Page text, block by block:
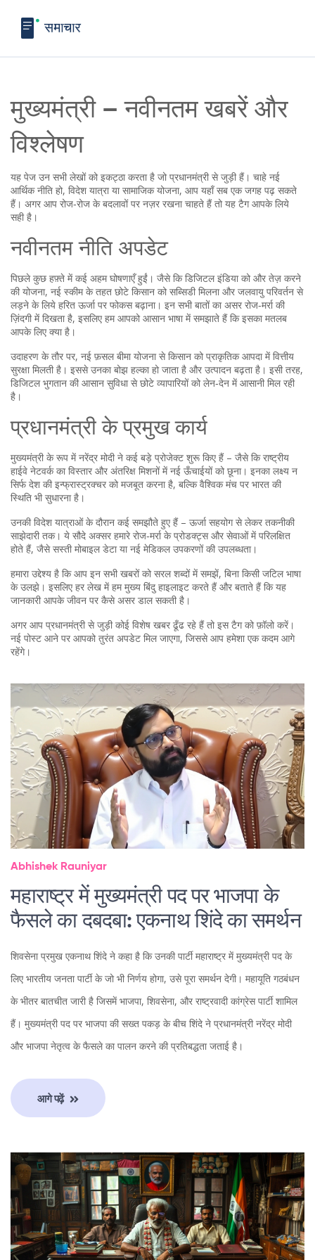
मुख्यमंत्री – नवीनतम खबरें और
विश्लेषण
यह पेज उन सभी लेखों को इकट्ठा करता है जो प्रधानमंत्री से जुड़ी हैं। चाहे नई
आर्थिक नीति हो, विदेश यात्रा या सामाजिक योजना, आप यहाँ सब एक जगह पढ़ सकते
हैं। अगर आप रोज‑रोज के बदलावों पर नज़र रखना चाहते हैं तो यह टैग आपके लिये
सही है।
नवीनतम नीति अपडेट
पिछले कुछ हफ़्ते में कई अहम घोषणाएँ हुईं। जैसे कि डिजिटल इंडिया को और तेज़ करने
की योजना, नई स्कीम के तहत छोटे किसान को सब्सिडी मिलना और जलवायु परिवर्तन से
लड़ने के लिये हरित ऊर्जा पर फोकस बढ़ाना। इन सभी बातों का असर रोज‑मर्रा की
ज़िंदगी में दिखता है, इसलिए हम आपको आसान भाषा में समझाते हैं कि इसका मतलब
आपके लिए क्या है।
उदाहरण के तौर पर, नई फ़सल बीमा योजना से किसान को प्राकृतिक आपदा में वित्तीय
सुरक्षा मिलती है। इससे उनका बोझ हल्का हो जाता है और उत्पादन बढ़ता है। इसी तरह,
डिजिटल भुगतान की आसान सुविधा से छोटे व्यापारियों को लेन‑देन में आसानी मिल रही
है।
प्रधानमंत्री के प्रमुख कार्य
मुख्यमंत्री के रूप में नरेंद्र मोदी ने कई बड़े प्रोजेक्ट शुरू किए हैं – जैसे कि राष्ट्रीय
हाईवे नेटवर्क का विस्तार और अंतरिक्ष मिशनों में नई ऊँचाईयों को छूना। इनका लक्ष्य न
सिर्फ देश की इन्फ्रास्ट्रक्चर को मजबूत करना है, बल्कि वैश्विक मंच पर भारत की
स्थिति भी सुधारना है।
उनकी विदेश यात्राओं के दौरान कई समझौते हुए हैं – ऊर्जा सहयोग से लेकर तकनीकी
साझेदारी तक। ये सौदे अक्सर हमारे रोज‑मर्रा के प्रोडक्ट्स और सेवाओं में परिलक्षित
होते हैं, जैसे सस्ती मोबाइल डेटा या नई मेडिकल उपकरणों की उपलब्धता।
हमारा उद्देश्य है कि आप इन सभी खबरों को सरल शब्दों में समझें, बिना किसी जटिल भाषा
के उलझे। इसलिए हर लेख में हम मुख्य बिंदु हाइलाइट करते हैं और बताते हैं कि यह
जानकारी आपके जीवन पर कैसे असर डाल सकती है।
अगर आप प्रधानमंत्री से जुड़ी कोई विशेष खबर ढूँढ रहे हैं तो इस टैग को फ़ॉलो करें।
नई पोस्ट आने पर आपको तुरंत अपडेट मिल जाएगा, जिससे आप हमेशा एक कदम आगे
रहेंगे।
Abhishek Rauniyar
महाराष्ट्र में मुख्यमंत्री पद पर भाजपा के
फैसले का दबदबा: एकनाथ शिंदे का समर्थन
शिवसेना प्रमुख एकनाथ शिंदे ने कहा है कि उनकी पार्टी महाराष्ट्र में मुख्यमंत्री पद के
लिए भारतीय जनता पार्टी के जो भी निर्णय होगा, उसे पूरा समर्थन देगी। महायूति गठबंधन
के भीतर बातचीत जारी है जिसमें भाजपा, शिवसेना, और राष्ट्रवादी कांग्रेस पार्टी शामिल
हैं। मुख्यमंत्री पद पर भाजपा की सख्त पकड़ के बीच शिंदे ने प्रधानमंत्री नरेंद्र मोदी
और भाजपा नेतृत्व के फैसले का पालन करने की प्रतिबद्धता जताई है।
आगे पढ़ें